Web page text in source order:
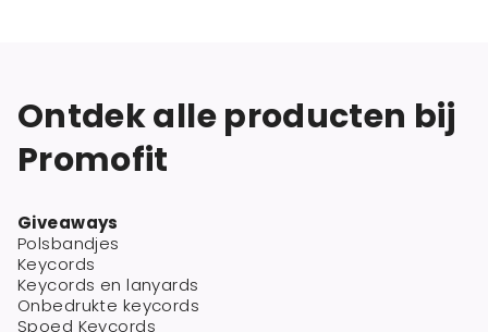
Ontdek alle producten bij
Promofit
Giveaways
Polsbandjes
Keycords
Keycords en lanyards
Onbedrukte keycords
Spoed Keycords